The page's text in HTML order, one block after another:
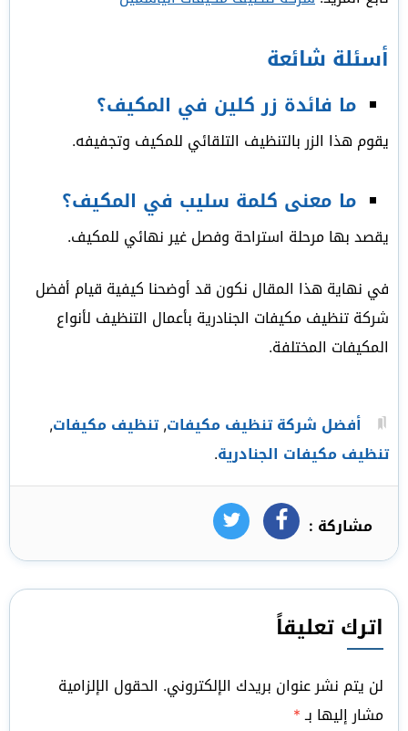
أسئلة شائعة
ما فائدة زر كلين في المكيف؟
يقوم هذا الزر بالتنظيف التلقائي للمكيف وتجفيفه.
ما معنى كلمة سليب في المكيف؟
يقصد بها مرحلة استراحة وفصل غير نهائي للمكيف.
في نهاية هذا المقال نكون قد أوضحنا كيفية قيام أفضل
شركة تنظيف مكيفات الجنادرية بأعمال التنظيف لأنواع
المكيفات المختلفة.
أفضل شركة تنظيف مكيفات,تنظيف مكيفات,
تنظيف مكيفات الجنادرية.
مشاركة : فيسبوكتويتر
اترك تعليقاً
لن يتم نشر عنوان بريدك الإلكتروني. الحقول الإلزامية
مشار إليها بـ*